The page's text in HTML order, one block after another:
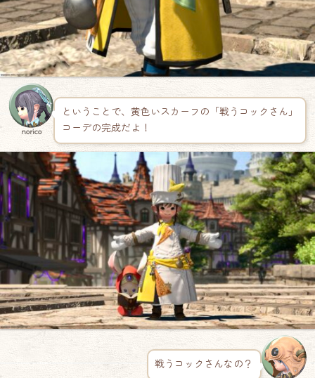
norico
ということで、黄色いスカーフの「戦うコックさん」
コーデの完成だよ！
戦うコックさんなの？